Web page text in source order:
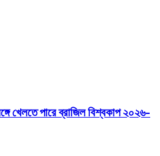
খেলতে পারে ব্রাজিল বিশ্বকাপ ২০২৬-